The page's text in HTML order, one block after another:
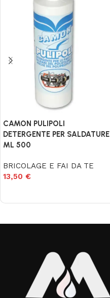
CAMON PULIPOLI
DETERGENTE PER SALDATURE
ML 500
BRICOLAGE E FAI DA TE
13,50 €